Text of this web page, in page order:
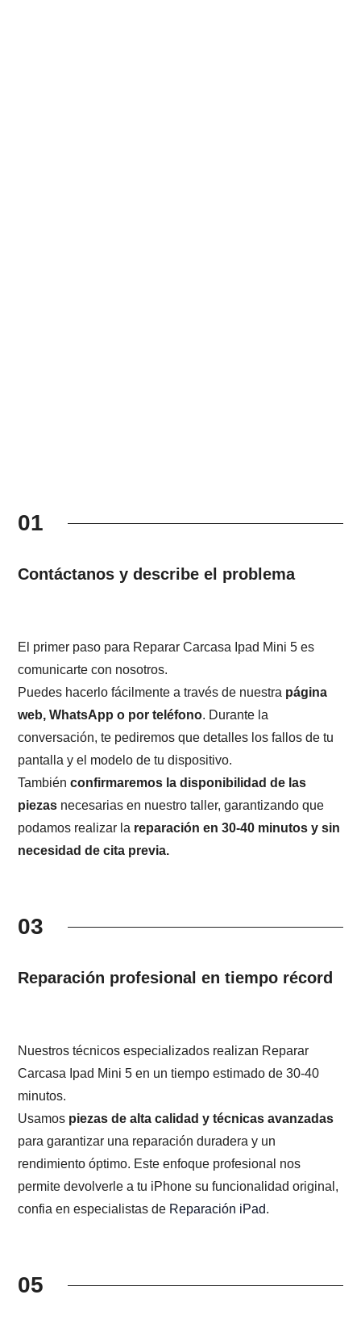
01
Contáctanos y describe el problema
El primer paso para Reparar Carcasa Ipad Mini 5 es
comunicarte con nosotros.
Puedes hacerlo fácilmente a través de nuestra página
web, WhatsApp o por teléfono. Durante la
conversación, te pediremos que detalles los fallos de tu
pantalla y el modelo de tu dispositivo.
Tambiénconfirmaremos la disponibilidad de las
piezas necesarias en nuestro taller, garantizando que
podamos realizar la reparación en 30-40 minutos y sin
necesidad de cita previa.
03
Reparación profesional en tiempo récord
Nuestros técnicos especializados realizan Reparar
Carcasa Ipad Mini 5 en un tiempo estimado de 30-40
minutos.
Usamos piezas de alta calidad y técnicas avanzadas
para garantizar una reparación duradera y un
rendimiento óptimo. Este enfoque profesional nos
permite devolverle a tu iPhone su funcionalidad original,
confia en especialistas de Reparación iPad.
05